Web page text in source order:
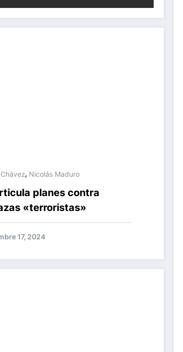
, Nicolás Maduro
planes contra
«terroristas»
17, 2024